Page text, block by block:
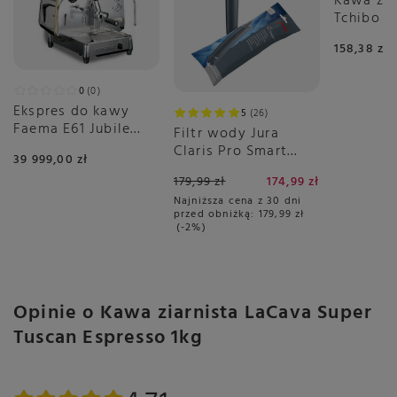
Nuty kwiatowe
Nuty owocowe
1/6
2/6
Skład
100% Arabika
Rodzaj
Kawa ziarnista
Opakowanie
1000g
Stopień palenia
Średni
Blend czy Single
Blend / Mieszanki
Brazylia
Zawartość kofeiny
0 0
Ekspres do kawy
Faema E61 Jubile
grupowy
39 999,00 zł
5 26
Filtr wody Jura
Claris Pro Smart
179,99 zł 174,99 zł
Najniższa cena z 30 dni
przed obniżką: 179,99 zł
-2%
Tchibo
158,38 zł
Opinie o Kawa ziarnista LaCava Super
Tuscan Espresso 1kg